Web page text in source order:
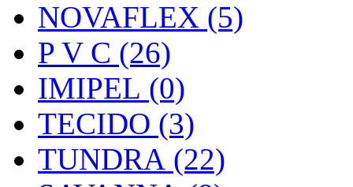
NOVAFLEX (5)
P V C (26)
IMIPEL (0)
TECIDO (3)
TUNDRA (22)